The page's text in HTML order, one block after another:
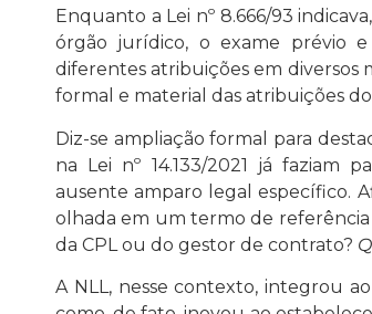
Enquanto a Lei nº 8.666/93
órgão jurídico, o exame prévio
diferentes atribuições em diversos
formal e material das atribuições
Diz-se ampliação formal para
na Lei nº 14.133/2021 já faziam
ausente amparo legal específico.
olhada em um termo de referência
da CPL ou do gestor de contrato?
A NLL, nesse contexto, integrou